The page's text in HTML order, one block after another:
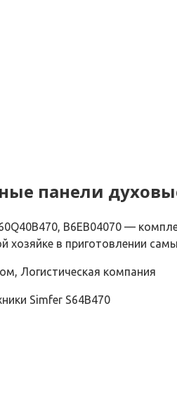
панели
B6EB04070 —
хозяйке в приготовлении
Логистическая компания